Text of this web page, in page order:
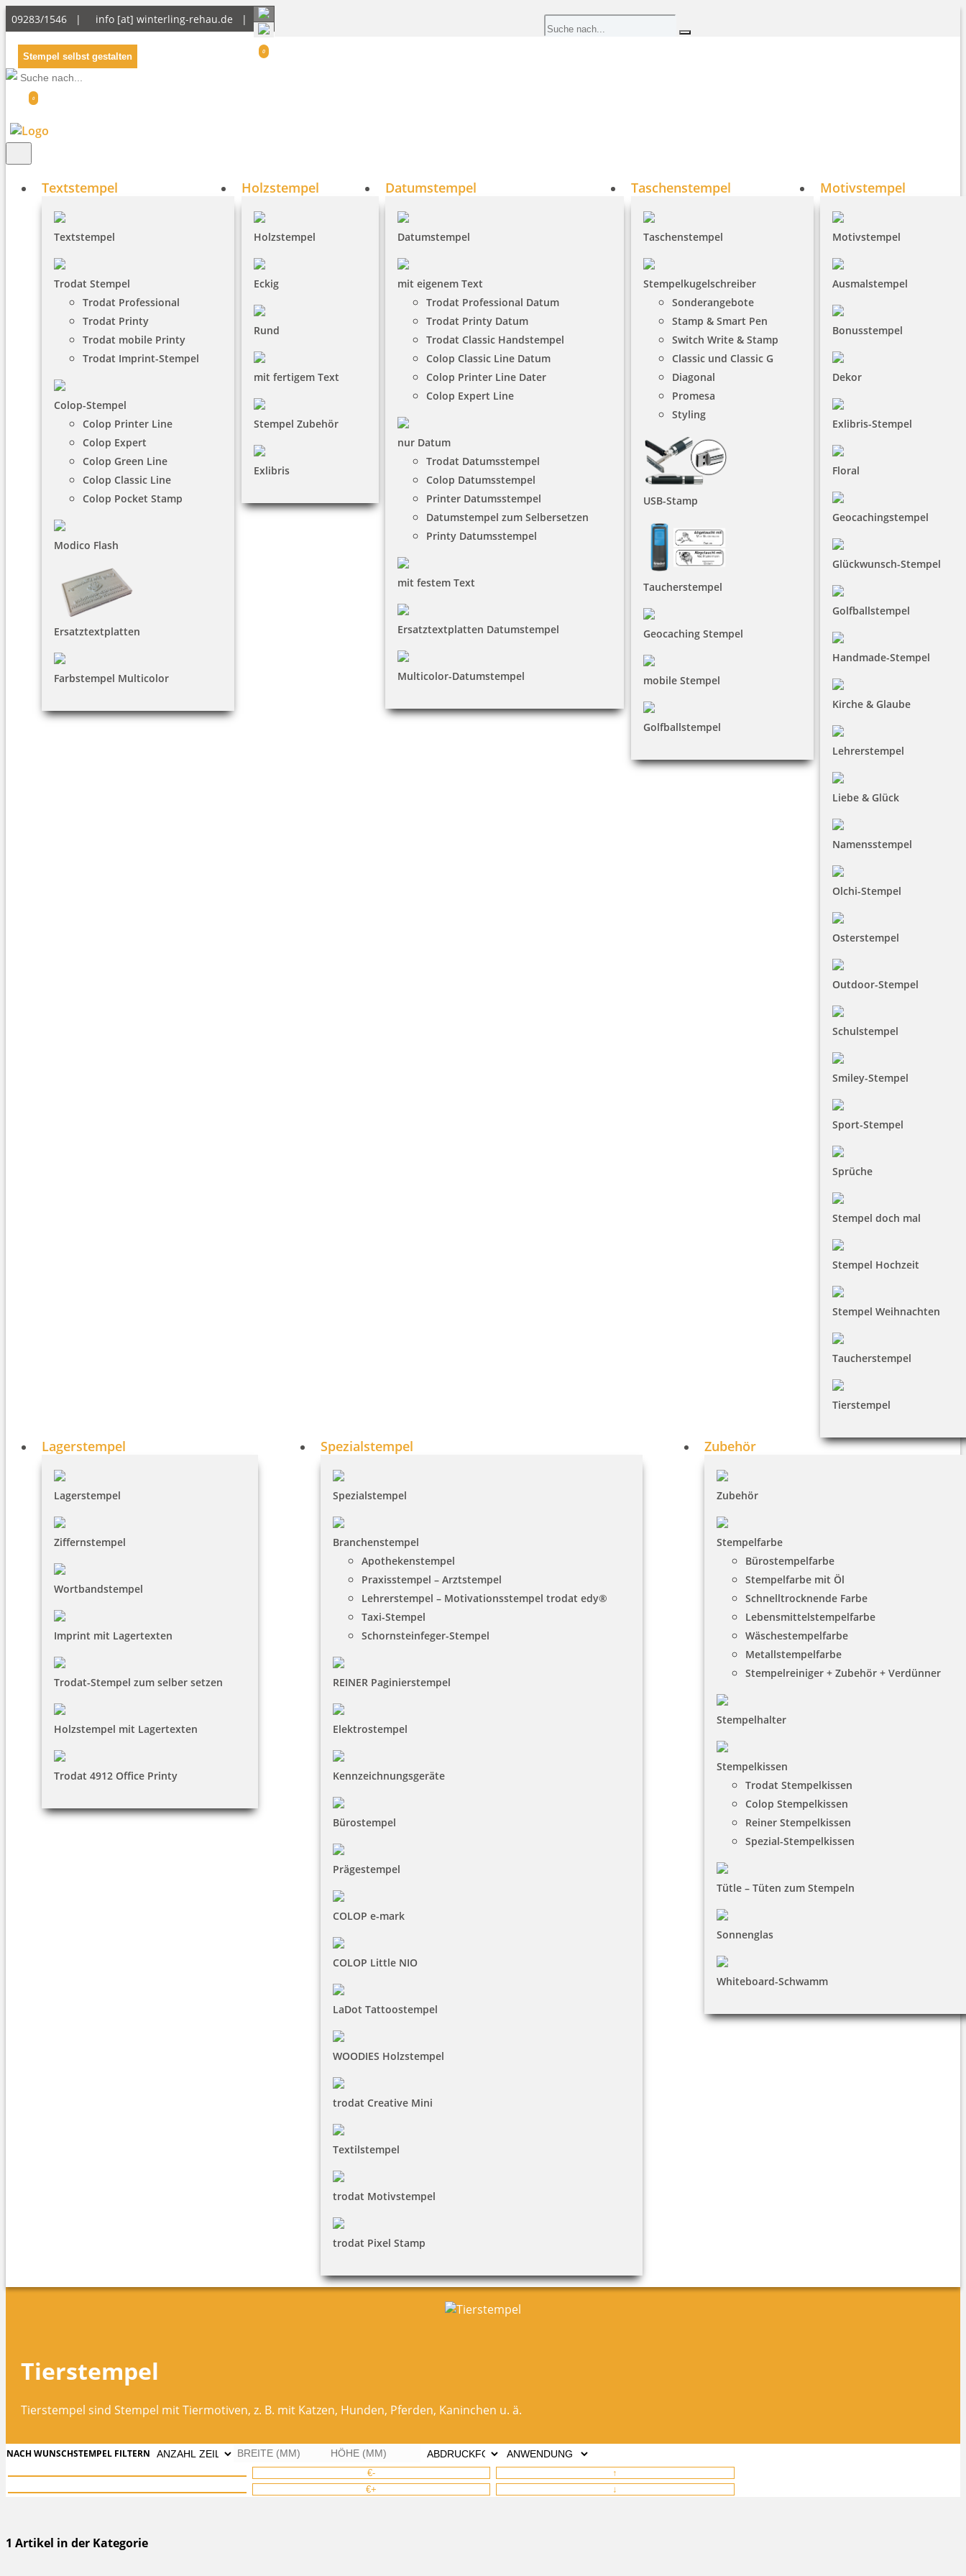
09283/1546 | info [at] winterling-rehau.de |
0
Stempel selbst gestalten
0
Textstempel
Textstempel
Trodat Stempel
Trodat Professional
Trodat Printy
Trodat mobile Printy
Trodat Imprint-Stempel
Colop-Stempel
Colop Printer Line
Colop Expert
Colop Green Line
Colop Classic Line
Colop Pocket Stamp
Modico Flash
Ersatztextplatten
Farbstempel Multicolor
Holzstempel
Holzstempel
Eckig
Rund
mit fertigem Text
Stempel Zubehör
Exlibris
Datumstempel
Datumstempel
mit eigenem Text
Trodat Professional Datum
Trodat Printy Datum
Trodat Classic Handstempel
Colop Classic Line Datum
Colop Printer Line Dater
Colop Expert Line
nur Datum
Trodat Datumsstempel
Colop Datumsstempel
Printer Datumsstempel
Datumstempel zum Selbersetzen
Printy Datumsstempel
mit festem Text
Ersatztextplatten Datumstempel
Multicolor-Datumstempel
Taschenstempel
Taschenstempel
Stempelkugelschreiber
Sonderangebote
Stamp & Smart Pen
Switch Write & Stamp
Classic und Classic G
Diagonal
Promesa
Styling
USB-Stamp
Taucherstempel
Geocaching Stempel
mobile Stempel
Golfballstempel
Motivstempel
Motivstempel
Ausmalstempel
Bonusstempel
Dekor
Exlibris-Stempel
Floral
Geocachingstempel
Glückwunsch-Stempel
Golfballstempel
Handmade-Stempel
Kirche & Glaube
Lehrerstempel
Liebe & Glück
Namensstempel
Olchi-Stempel
Osterstempel
Outdoor-Stempel
Schulstempel
Smiley-Stempel
Sport-Stempel
Sprüche
Stempel doch mal
Stempel Hochzeit
Stempel Weihnachten
Taucherstempel
Tierstempel
Lagerstempel
Lagerstempel
Ziffernstempel
Wortbandstempel
Imprint mit Lagertexten
Trodat-Stempel zum selber setzen
Holzstempel mit Lagertexten
Trodat 4912 Office Printy
Spezialstempel
Spezialstempel
Branchenstempel
Apothekenstempel
Praxisstempel – Arztstempel
Lehrerstempel – Motivationsstempel trodat edy®
Taxi-Stempel
Schornsteinfeger-Stempel
REINER Paginierstempel
Elektrostempel
Kennzeichnungsgeräte
Bürostempel
Prägestempel
COLOP e-mark
COLOP Little NIO
LaDot Tattoostempel
WOODIES Holzstempel
trodat Creative Mini
Textilstempel
trodat Motivstempel
trodat Pixel Stamp
Zubehör
Zubehör
Stempelfarbe
Bürostempelfarbe
Stempelfarbe mit Öl
Schnelltrocknende Farbe
Lebensmittelstempelfarbe
Wäschestempelfarbe
Metallstempelfarbe
Stempelreiniger + Zubehör + Verdünner
Stempelhalter
Stempelkissen
Trodat Stempelkissen
Colop Stempelkissen
Reiner Stempelkissen
Spezial-Stempelkissen
Tütle – Tüten zum Stempeln
Sonnenglas
Whiteboard-Schwamm
Tierstempel
Tierstempel sind Stempel mit Tiermotiven, z. B. mit Katzen, Hunden, Pferden, Kaninchen u. ä.
NACH WUNSCHSTEMPEL FILTERN
€-
↑
€+
↓
1 Artikel in der Kategorie